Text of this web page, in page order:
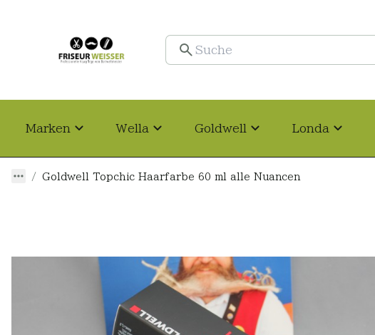
Marken Wella Goldwell Londa
Goldwell Topchic Haarfarbe 60 ml alle Nuancen